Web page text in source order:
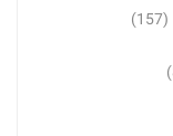
(157)